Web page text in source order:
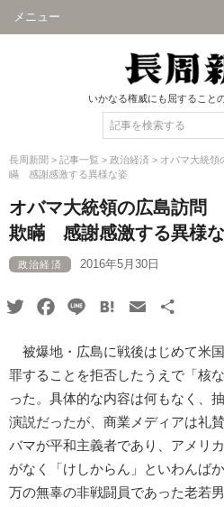
メニュー
いかなる権威にも屈すること
長周新聞 > 記事一覧 > 政治経済 > オバマ大統
瞞 感謝感激する異様な姿
オバマ大統領の広島訪問
欺瞞 感謝感激する異様
政治経済 2016年5月30日
TwitterFacebook
Line HatenaEmail
被爆地・広島に戦後はじめて米
罪することを拒否したうえで「核
った。具体的な内容は何もなく、
演説だったが、商業メディアは礼
バマが平和主義者であり、アメリ
がなく「けしからん」といわんば
万の無辜の非戦闘員であった老若